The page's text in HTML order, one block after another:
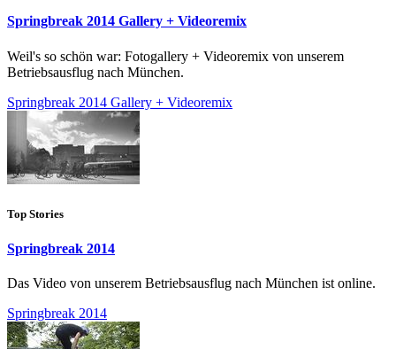
Springbreak 2014 Gallery + Videoremix
Weil's so schön war: Fotogallery + Videoremix von unserem
Betriebsausflug nach München.
Springbreak 2014 Gallery + Videoremix
Top Stories
Springbreak 2014
Das Video von unserem Betriebsausflug nach München ist online.
Springbreak 2014